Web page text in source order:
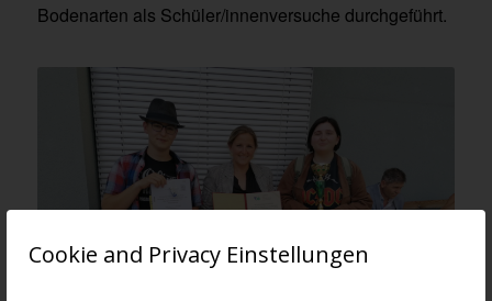
Cookie and Privacy Einstellungen
Bodenarten als Schüler/innenversuche durchgeführt.